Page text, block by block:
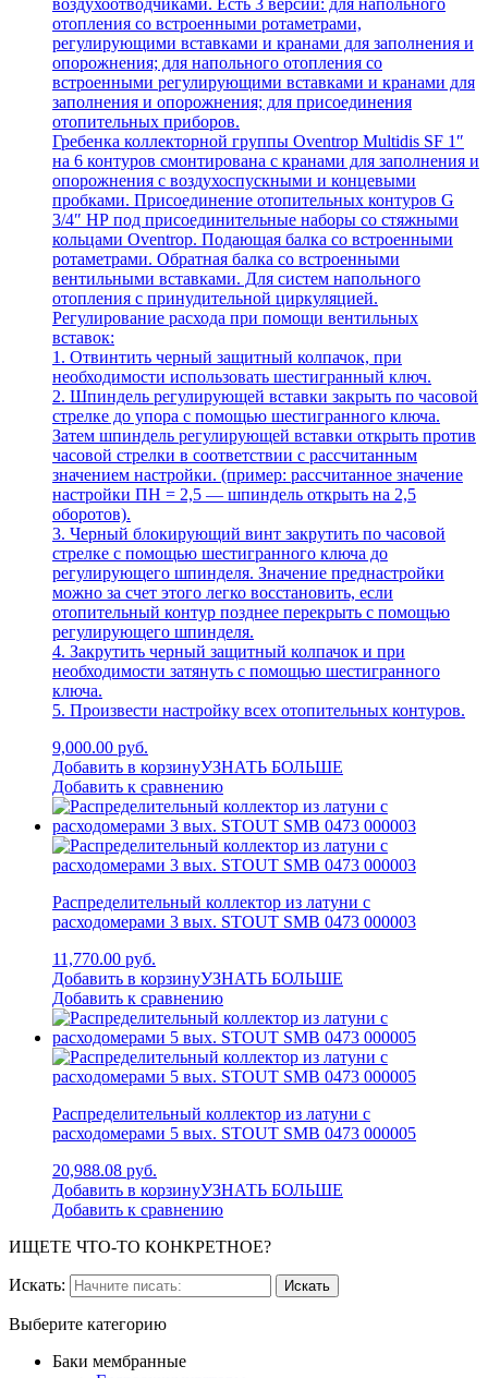
отопления со встроенными ротаметрами,
регулирующими вставками и кранами для заполнения и
опорожнения; для напольного отопления со
встроенными регулирующими вставками и кранами для
заполнения и опорожнения; для присоединения
отопительных приборов.
Гребенка коллекторной группы Oventrop Multidis SF 1″
на 6 контуров смонтирована с кранами для заполнения и
опорожнения с воздухоспускными и концевыми
пробками. Присоединение отопительных контуров G
3/4″ НР под присоединительные наборы со стяжными
кольцами Oventrop. Подающая балка со встроенными
ротаметрами. Обратная балка со встроенными
вентильными вставками. Для систем напольного
отопления с принудительной циркуляцией.
Регулирование расхода при помощи вентильных
вставок:
1. Отвинтить черный защитный колпачок, при
необходимости использовать шестигранный ключ.
2. Шпиндель регулирующей вставки закрыть по часовой
стрелке до упора с помощью шестигранного ключа.
Затем шпиндель регулирующей вставки открыть против
часовой стрелки в соответствии с рассчитанным
значением настройки. (пример: рассчитанное значение
настройки ПН = 2,5 — шпиндель открыть на 2,5
оборотов).
3. Черный блокирующий винт закрутить по часовой
стрелке с помощью шестигранного ключа до
регулирующего шпинделя. Значение преднастройки
можно за счет этого легко восстановить, если
отопительный контур позднее перекрыть с помощью
регулирующего шпинделя.
4. Закрутить черный защитный колпачок и при
необходимости затянуть с помощью шестигранного
ключа.
5. Произвести настройку всех отопительных контуров.
9,000.00 руб.
Добавить в корзинуУЗНАТЬ БОЛЬШЕ
Добавить к сравнению
Распределительный коллектор из латуни с
расходомерами 3 вых. STOUT SMB 0473 000003
11,770.00 руб.
Добавить в корзинуУЗНАТЬ БОЛЬШЕ
Добавить к сравнению
Распределительный коллектор из латуни с
расходомерами 5 вых. STOUT SMB 0473 000005
20,988.08 руб.
Добавить в корзинуУЗНАТЬ БОЛЬШЕ
Добавить к сравнению
ИЩЕТЕ ЧТО-ТО КОНКРЕТНОЕ?
Искать:
Выберите категорию
Баки мембранные